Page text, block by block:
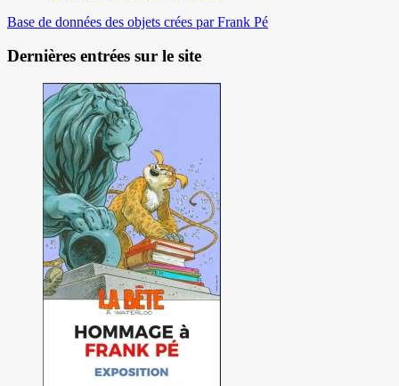
Base de données des objets crées par Frank Pé
Dernières entrées sur le site